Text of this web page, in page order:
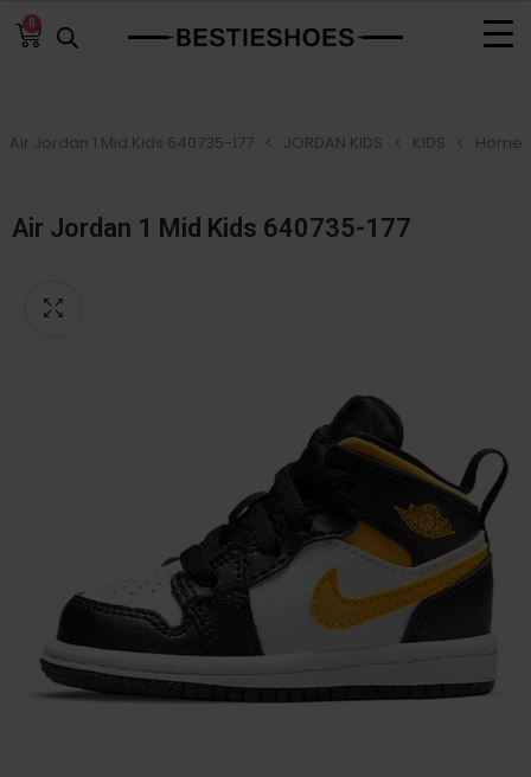
0
Home
KIDS
JORDAN KIDS
Air Jordan 1 Mid Kids 640735-177
Air Jordan 1 Mid Kids 640735-177